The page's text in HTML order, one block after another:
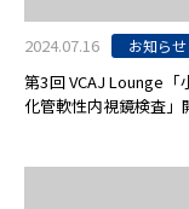
2024.07.16 お知らせ
第3回 VCAJ Lounge
化管軟性内視鏡検査」